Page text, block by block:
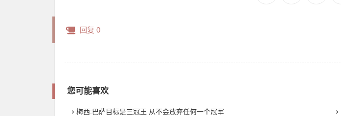
回复 0
您可能喜欢
梅西:巴萨目标是三冠王 从不会放弃任何一个冠军